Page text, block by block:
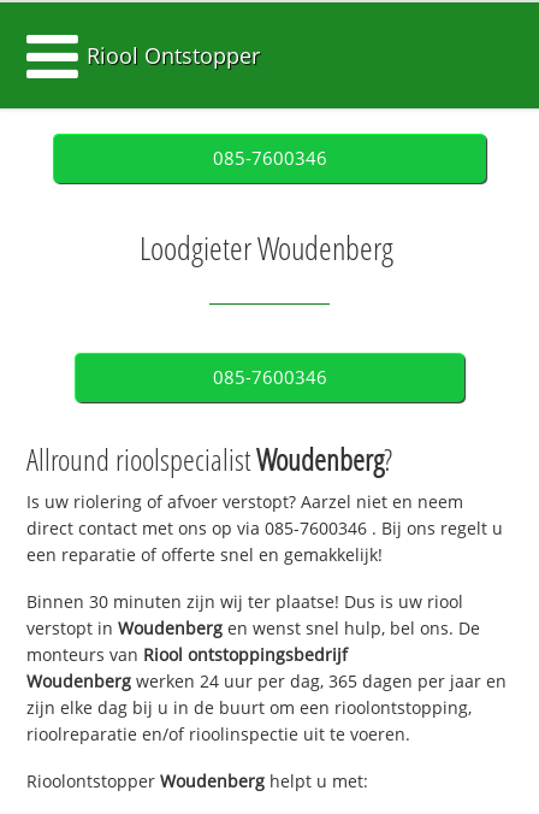
Riool Ontstopper
085-7600346
Loodgieter Woudenberg
085-7600346
Allround rioolspecialistWoudenberg?
Is uw riolering of afvoer verstopt? Aarzel niet en neem
direct contact met ons op via085-7600346 . Bij ons regelt u
een reparatie of offerte snel en gemakkelijk!
Binnen 30 minuten zijn wij ter plaatse! Dus is uw riool
verstopt inWoudenberg en wenst snel hulp, bel ons. De
monteurs van Riool ontstoppingsbedrijf
Woudenberg werken 24 uur per dag, 365 dagen per jaar en
zijn elke dag bij u in de buurt om een rioolontstopping,
rioolreparatie en/of rioolinspectie uit te voeren.
RioolontstopperWoudenberg helpt u met: